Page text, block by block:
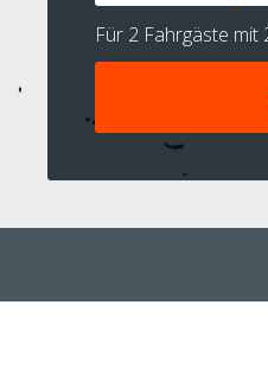
Für 2 Fahrgäste mit